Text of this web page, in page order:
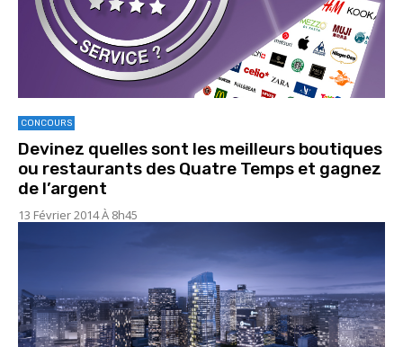
CONCOURS
Devinez quelles sont les meilleurs boutiques
ou restaurants des Quatre Temps et gagnez
de l’argent
13 Février 2014 À 8h45